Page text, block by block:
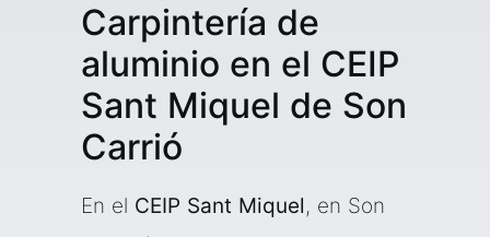
Carpintería de
aluminio en el CEIP
Sant Miquel de Son
Carrió
En el CEIP Sant Miquel, en Son